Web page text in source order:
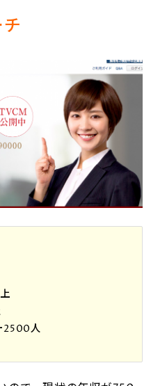
2500人